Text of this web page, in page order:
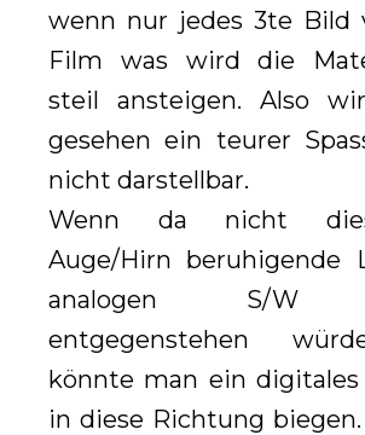
wenn nur jedes 3te Bild
Film was wird die
steil ansteigen. Also
gesehen ein teurer
nicht darstellbar.
Wenn da nicht
Auge/Hirn beruhigende
analogen S/W
entgegenstehen
könnte man ein
in diese Richtung